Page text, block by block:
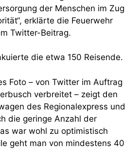
der Menschen im Zug
erklärte die Feuerwehr
Twitter-Beitrag.
die etwa 150 Reisende.
Foto – von Twitter im Auftrag
verbreitet – zeigt den
des Regionalexpress und
die geringe Anzahl der
war wohl zu optimistisch
geht man von mindestens 40